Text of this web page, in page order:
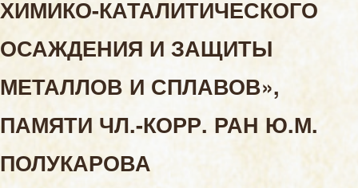
ХИМИКО-КАТАЛИТИЧЕСКОГО
ОСАЖДЕНИЯ И ЗАЩИТЫ
МЕТАЛЛОВ И СПЛАВОВ»,
ПАМЯТИ ЧЛ.-КОРР. РАН Ю.М.
ПОЛУКАРОВА